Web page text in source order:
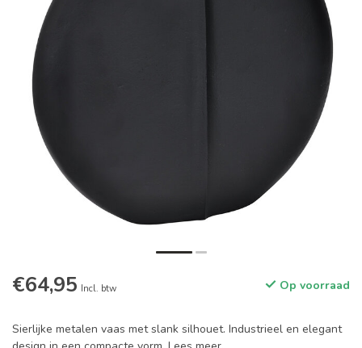
€64,95 Incl. btw Op voorraad
Sierlijke metalen vaas met slank silhouet. Industrieel en elegant